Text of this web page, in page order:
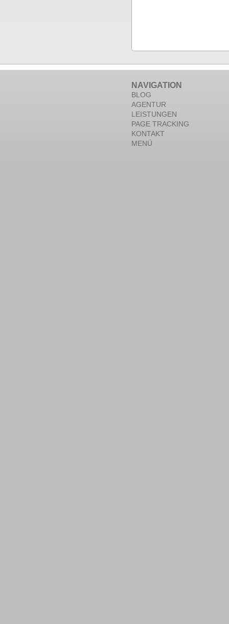
NAVIGATION
BLOG
AGENTUR
LEISTUNGEN
PAGE TRACKING
KONTAKT
MENÜ